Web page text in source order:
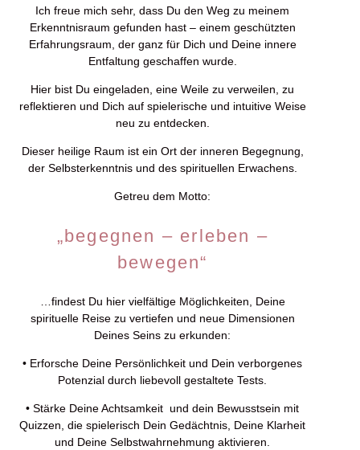
Ich freue mich sehr, dass Du den Weg zu meinem
Erkenntnisraum gefunden hast – einem geschützten
Erfahrungsraum, der ganz für Dich und Deine innere
Entfaltung geschaffen wurde.
Hier bist Du eingeladen, eine Weile zu verweilen, zu
reflektieren und Dich auf spielerische und intuitive Weise
neu zu entdecken.
Dieser heilige Raum ist ein Ort der inneren Begegnung,
der Selbsterkenntnis und des spirituellen Erwachens.
Getreu dem Motto:
„begegnen – erleben –
bewegen“
…findest Du hier vielfältige Möglichkeiten, Deine
spirituelle Reise zu vertiefen und neue Dimensionen
Deines Seins zu erkunden:
• Erforsche Deine Persönlichkeit und Dein verborgenes
Potenzial durch liebevoll gestaltete Tests.
• Stärke Deine Achtsamkeit und dein Bewusstsein mit
Quizzen, die spielerisch Dein Gedächtnis, Deine Klarheit
und Deine Selbstwahrnehmung aktivieren.